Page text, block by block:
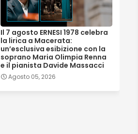
Il 7 agosto ERNESI 1978 celebra
la lirica a Macerata:
un’esclusiva esibizione con la
soprano Maria Olimpia Renna
e il pianista Davide Massacci
Agosto 05, 2026